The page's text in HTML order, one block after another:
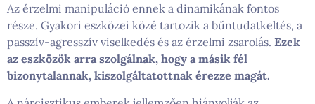
Az érzelmi manipuláció ennek a dinamikának fontos
része. Gyakori eszközei közé tartozik a bűntudatkeltés, a
passzív-agresszív viselkedés és az érzelmi zsarolás. Ezek
az eszközök arra szolgálnak, hogy a másik fél
bizonytalannak, kiszolgáltatottnak érezze magát.